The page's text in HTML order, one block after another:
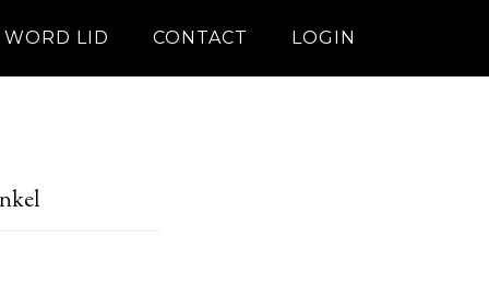
WORD LID CONTACT LOGIN